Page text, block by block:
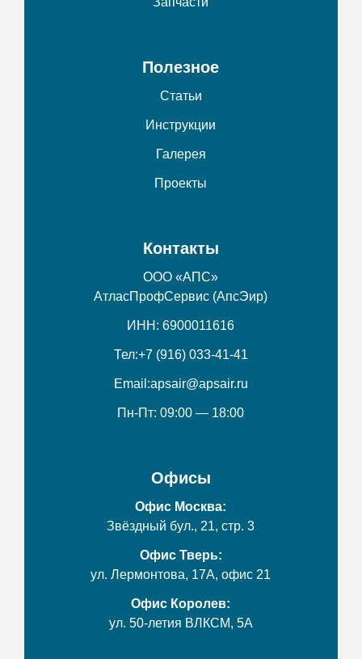
Полезное
Статьи
Инструкции
Галерея
Проекты
Контакты
ООО «АПС»
АтласПрофСервис (АпсЭир)
ИНН: 6900011616
Тел:+7 (916) 033-41-41
Email:apsair@apsair.ru
Пн-Пт: 09:00 — 18:00
Офисы
Офис Москва:
Звёздный бул., 21, стр. 3
Офис Тверь:
ул. Лермонтова, 17А, офис 21
Офис Королев:
ул. 50-летия ВЛКСМ, 5А